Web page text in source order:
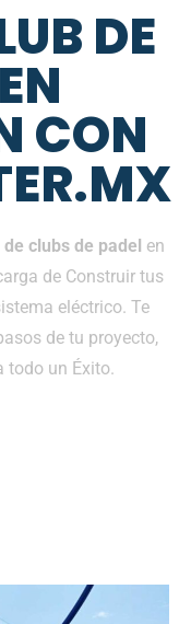
DE
CON
clubs de padel en
de Construir tus
eléctrico. Te
de tu proyecto,
todo un Éxito.